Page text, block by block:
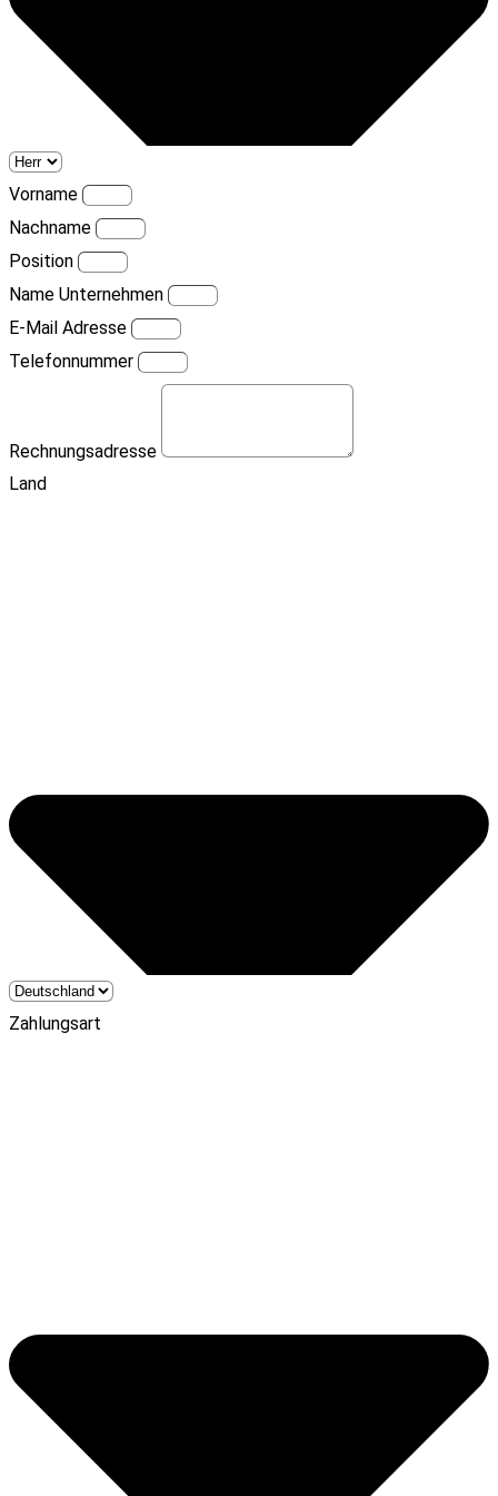
Vorname
Nachname
Position
Name Unternehmen
E-Mail Adresse
Telefonnummer
Rechnungsadresse
Land
Zahlungsart